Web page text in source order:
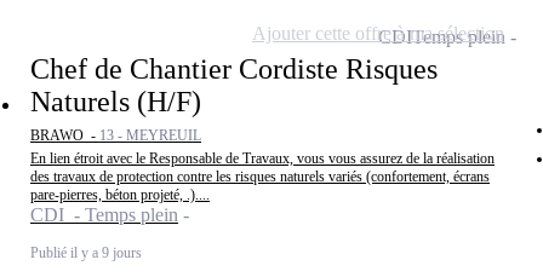
Chef de Chantier Cordiste Risques
Naturels (H/F)
BRAWO - 13 - MEYREUIL
En lien étroit avec le Responsable de Travaux, vous vous assurez de la réalisation
des travaux de protection contre les risques naturels variés (confortement, écrans
pare-pierres, béton projeté, .)....
CDI - Temps plein
Publié il y a 9 jours
CDITemps plein
Ajouter cette offre à ma sélection